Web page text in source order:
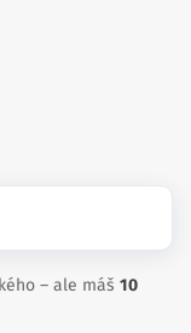
– ale máš 10